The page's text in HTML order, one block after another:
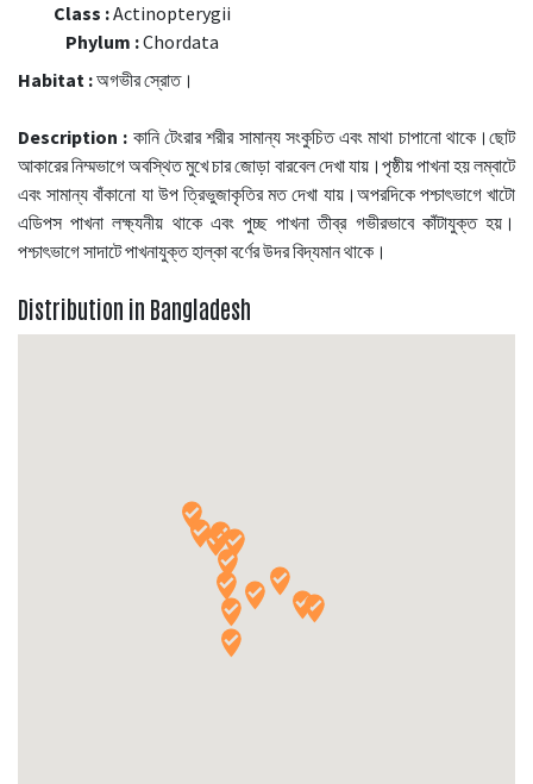
Class :Actinopterygii
Phylum :Chordata
Habitat :অগভীর স্রোত।
Description : কানি টেংরার শরীর সামান্য সংকুচিত এবং মাথা চাপানো থাকে।ছোট
আকারের নিম্মভাগে অবস্থিত মুখে চার জোড়া বারবেল দেখা যায়।পৃষ্ঠীয় পাখনা হয় লম্বাটে
এবং সামান্য বাঁকানো যা উপ ত্রিভুজাকৃতির মত দেখা যায়।অপরদিকে পশ্চাৎভাগে খাটো
এডিপস পাখনা লক্ষ্যনীয় থাকে এবং পুচ্ছ পাখনা তীব্র গভীরভাবে কাঁটাযুক্ত হয়।
পশ্চাৎভাগে সাদাটে পাখনাযুক্ত হাল্কা বর্ণের উদর বিদ্যমান থাকে।
Distribution in Bangladesh